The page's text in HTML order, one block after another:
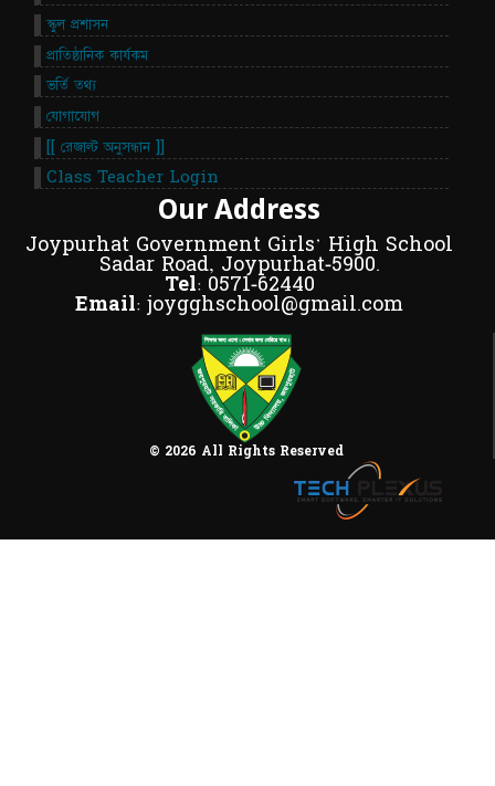
© 2026 All Rights Reserved
Our Address
Joypurhat Government Girls' High School
Sadar Road, Joypurhat-5900.
Tel: 0571-62440
Email: joygghschool@gmail.com
স্কুল প্রশাসন
প্রাতিষ্ঠানিক কার্যকম
ভর্তি তথ্য
যোগাযোগ
[[ রেজাল্ট অনুসন্ধান ]]
Class Teacher Login